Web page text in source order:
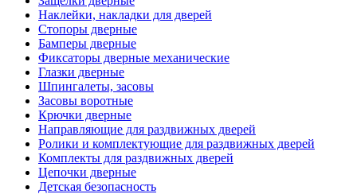
Наклейки, накладки для дверей
Стопоры дверные
Бамперы дверные
Фиксаторы дверные механические
Глазки дверные
Шпингалеты, засовы
Засовы воротные
Крючки дверные
Направляющие для раздвижных дверей
Ролики и комплектующие для раздвижных дверей
Комплекты для раздвижных дверей
Цепочки дверные
Детская безопасность